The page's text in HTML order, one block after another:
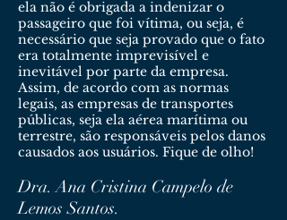
ela não é obrigada a indenizar o
passageiro que foi vítima, ou seja, é
necessário que seja provado que o fato
era totalmente imprevisível e
inevitável por parte da empresa.
Assim, de acordo com as normas
legais, as empresas de transportes
públicas, seja ela aérea marítima ou
terrestre, são responsáveis pelos danos
causados aos usuários. Fique de olho!
Dra. Ana Cristina Campelo de
Lemos Santos.